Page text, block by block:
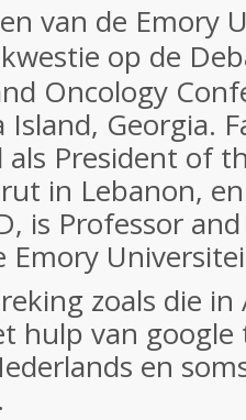
van de Emory
op de
Oncology
Island, Georgia.
President of
in Lebanon,
is Professor
Emory
zoals die in
hulp van
en